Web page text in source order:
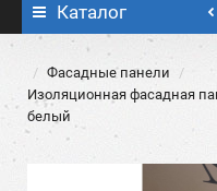
Каталог
Фасадные панели
Изоляционная фасадная
белый